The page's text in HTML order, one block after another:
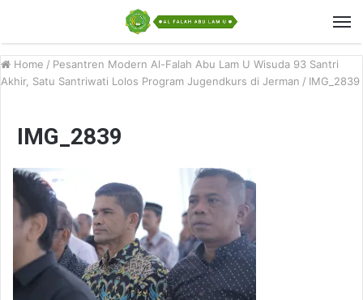
Home / Pesantren Modern Al-Falah Abu Lam U Wisuda 93 Santri
Akhir, Satu Santriwati Lolos Program Jugendkurs di Jerman / IMG_2839
IMG_2839